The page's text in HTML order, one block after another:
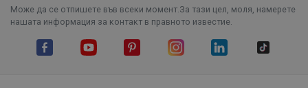
Може да се отпишете във всеки момент.За тази цел, моля, намерете
нашата информация за контакт в правното известие.